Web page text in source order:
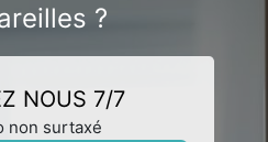
?
NOUS 7/7
non surtaxé